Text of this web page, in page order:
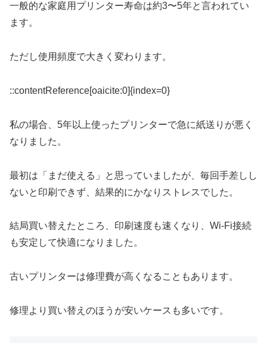
一般的な家庭用プリンター寿命は約3〜5年と言われてい
ます。
ただし使用頻度で大きく変わります。
::contentReference[oaicite:0]{index=0}
私の場合、5年以上使ったプリンターで急に紙送りが悪く
なりました。
最初は「まだ使える」と思っていましたが、毎回手差しし
ないと印刷できず、結果的にかなりストレスでした。
結局買い替えたところ、印刷速度も速くなり、Wi-Fi接続
も安定して快適になりました。
古いプリンターは修理費が高くなることもあります。
修理より買い替えのほうが安いケースも多いです。